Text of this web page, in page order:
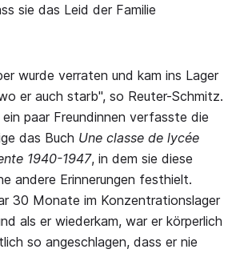
sie das Leid der Familie
wurde verraten und kam ins Lager
er auch starb", so Reuter-Schmitz.
ein paar Freundinnen verfasste die
das Buch Une classe de lycée
1940-1947, in dem sie diese
andere Erinnerungen festhielt.
30 Monate im Konzentrationslager
als er wiederkam, war er körperlich
so angeschlagen, dass er nie